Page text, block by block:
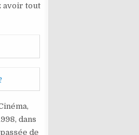
avoir tout
dans
de